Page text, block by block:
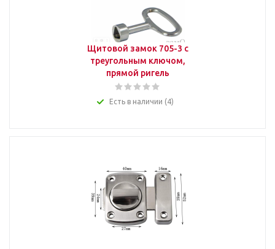
Щитовой замок 705-3 с
треугольным ключом,
прямой ригель
Есть в наличии (4)